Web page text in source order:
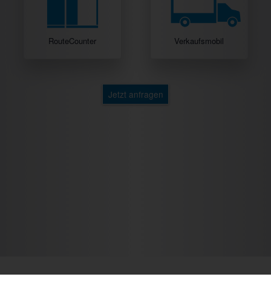
RouteCounter Verkaufsmobil
Jetzt anfragen